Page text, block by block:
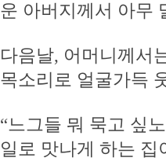
운 아버지께서 아무
다음날, 어머니께서
목소리로 얼굴가득
“느그들 뭐 묵고 싶
일로 맛나게 하는 집